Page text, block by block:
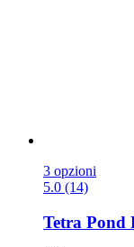
3 opzioni
5.0 (14)
Tetra Pond